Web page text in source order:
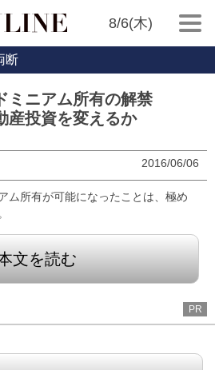
8/6(木)
断
ミニアム所有の解禁
産投資を変えるか
2016/06/06
ム所有が可能になったことは、極め
文を読む
PR